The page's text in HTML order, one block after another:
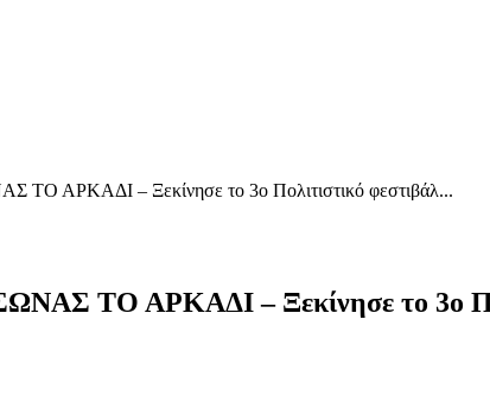
– Ξεκίνησε το 3ο Πολιτιστικό φεστιβάλ...
ΑΡΚΑΔΙ – Ξεκίνησε το 3ο